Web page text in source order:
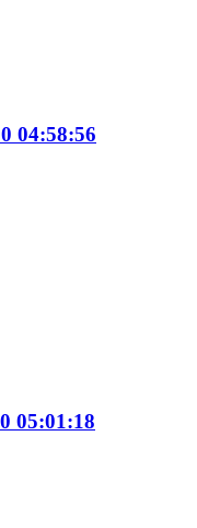
04:58:56
05:01:18